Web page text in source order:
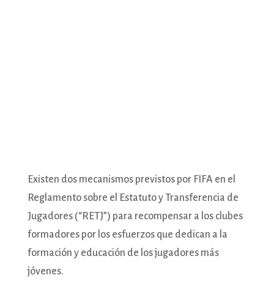
Existen dos mecanismos previstos por FIFA en el
Reglamento sobre el Estatuto y Transferencia de
Jugadores (“RETJ”) para recompensar a los clubes
formadores por los esfuerzos que dedican a la
formación y educación de los jugadores más
jóvenes.